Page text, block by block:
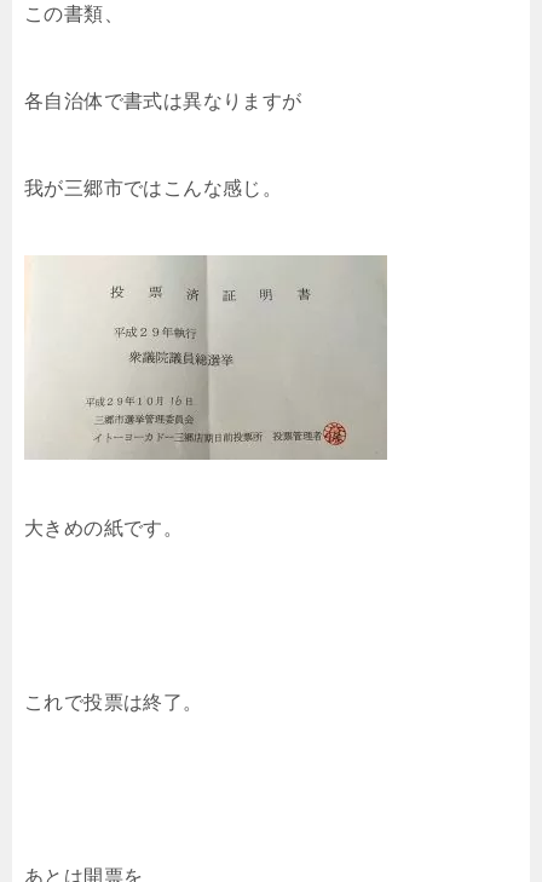
この書類、
各自治体で書式は異なりますが
我が三郷市ではこんな感じ。
大きめの紙です。
これで投票は終了。
あとは開票を